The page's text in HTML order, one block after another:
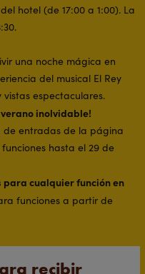
hotel (de 17:00 a 1:00). La
una noche mágica en
del musical El Rey
espectaculares.
inolvidable!
de entradas de la página
hasta el 29 de
para cualquier función en
funciones a partir de
recibir